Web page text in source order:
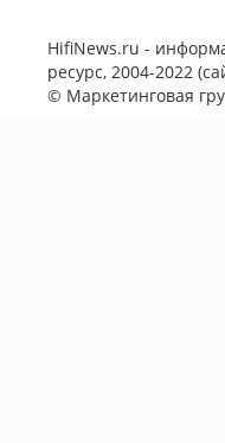
HifiNews.ru -
ресурс, 2004-2022
© Маркетинговая